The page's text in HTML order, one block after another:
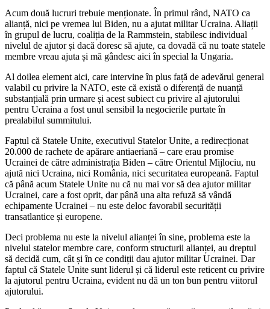
Acum două lucruri trebuie menționate. În primul rând, NATO ca
alianță, nici pe vremea lui Biden, nu a ajutat militar Ucraina. Aliații
în grupul de lucru, coaliția de la Rammstein, stabilesc individual
nivelul de ajutor și dacă doresc să ajute, ca dovadă că nu toate statele
membre vreau ajuta și mă gândesc aici în special la Ungaria.
Al doilea element aici, care intervine în plus față de adevărul general
valabil cu privire la NATO, este că există o diferență de nuanță
substanțială prin urmare și acest subiect cu privire al ajutorului
pentru Ucraina a fost unul sensibil la negocierile purtate în
prealabilul summitului.
Faptul că Statele Unite, executivul Statelor Unite, a redirecționat
20.000 de rachete de apărare antiaeriană – care erau promise
Ucrainei de către administrația Biden – către Orientul Mijlociu, nu
ajută nici Ucraina, nici România, nici securitatea europeană. Faptul
că până acum Statele Unite nu că nu mai vor să dea ajutor militar
Ucrainei, care a fost oprit, dar până una alta refuză să vândă
echipamente Ucrainei – nu este deloc favorabil securității
transatlantice și europene.
Deci problema nu este la nivelul alianței în sine, problema este la
nivelul statelor membre care, conform structurii alianței, au dreptul
să decidă cum, cât și în ce condiții dau ajutor militar Ucrainei. Dar
faptul că Statele Unite sunt liderul și că liderul este reticent cu privire
la ajutorul pentru Ucraina, evident nu dă un ton bun pentru viitorul
ajutorului.